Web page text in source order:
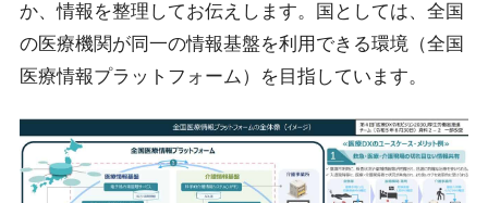
か、情報を整理してお伝えします。国としては、全国
の医療機関が同一の情報基盤を利用できる環境（全国
医療情報プラットフォーム）を目指しています。